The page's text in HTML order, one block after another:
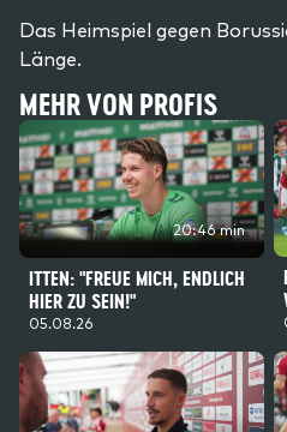
Das Heimspiel gegen
Länge.
MEHR VON PROFIS
20:46 min
ITTEN: "FREUE MICH, ENDLICH
HIER ZU SEIN!"
05.08.26